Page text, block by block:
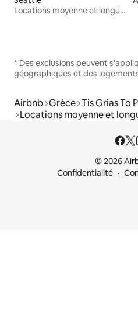
Locations moyenne et longue durée
* Des exclusions peuvent
géographiques et des
Airbnb Grèce Tis Grias To
Locations moyenne et
© 2026
Confidentialité